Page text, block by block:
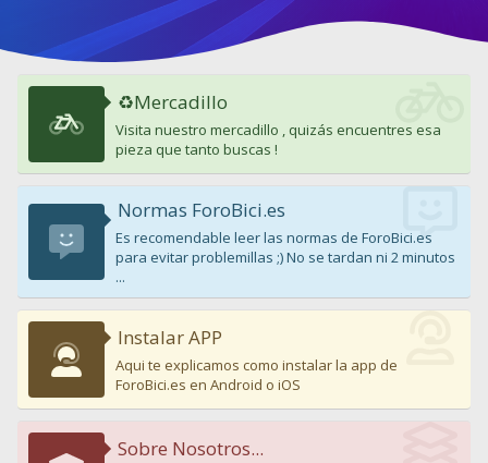
♻️Mercadillo
Visita nuestro mercadillo , quizás encuentres esa
pieza que tanto buscas !
Normas ForoBici.es
Es recomendable leer las normas de ForoBici.es
para evitar problemillas ;) No se tardan ni 2 minutos
...
Instalar APP
Aqui te explicamos como instalar la app de
ForoBici.es en Android o iOS
Sobre Nosotros...